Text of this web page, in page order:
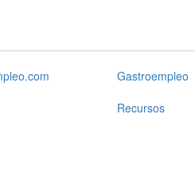
Gastroempleo
Recursos